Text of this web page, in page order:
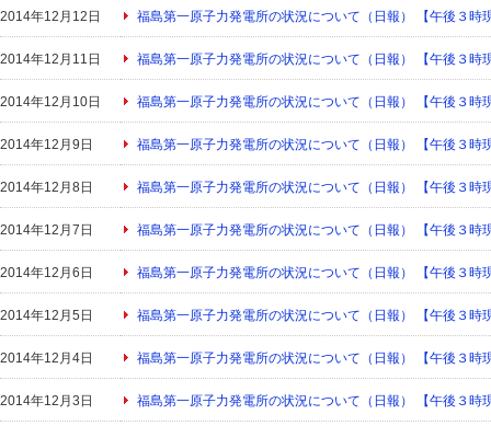
2014年12月12日 福島第一原子力発電所の状況について（日報） 【午後３時
2014年12月11日 福島第一原子力発電所の状況について（日報） 【午後３時
2014年12月10日 福島第一原子力発電所の状況について（日報） 【午後３時
2014年12月9日 福島第一原子力発電所の状況について（日報） 【午後３時
2014年12月8日 福島第一原子力発電所の状況について（日報） 【午後３時
2014年12月7日 福島第一原子力発電所の状況について（日報） 【午後３時
2014年12月6日 福島第一原子力発電所の状況について（日報） 【午後３時
2014年12月5日 福島第一原子力発電所の状況について（日報） 【午後３時
2014年12月4日 福島第一原子力発電所の状況について（日報） 【午後３時
2014年12月3日 福島第一原子力発電所の状況について（日報） 【午後３時